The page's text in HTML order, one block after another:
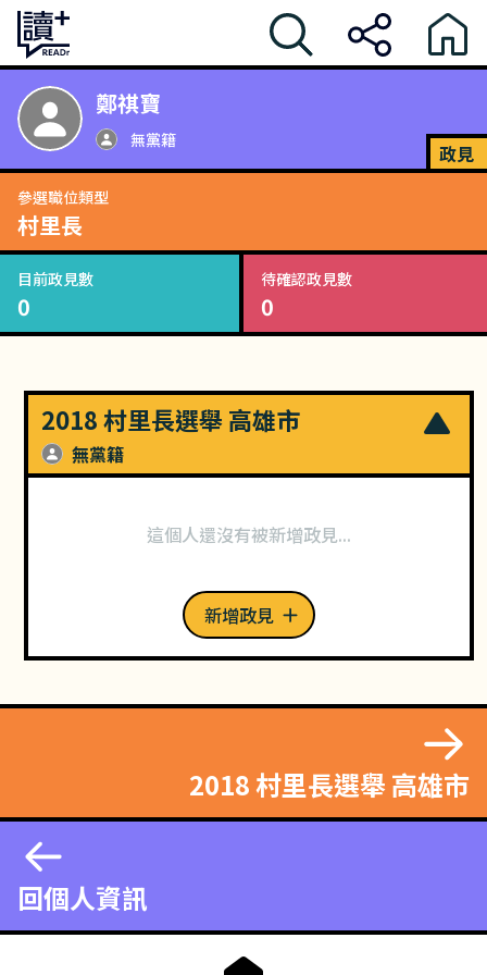
鄭祺寶
無黨籍
政見
參選職位類型
村里長
目前政見數
0
待確認政見數
0
2018 村里長選舉 高雄市
無黨籍
這個人還沒有被新增政見...
新增政見
回個人資訊
2018 村里長選舉 高雄市